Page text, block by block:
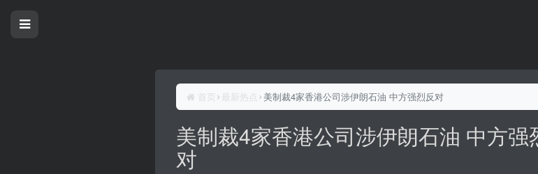
首页 最新热点 美制裁4家香港公司涉伊朗石油 中方强烈反对
美制裁4家香港公司涉伊朗石油 中方强
对